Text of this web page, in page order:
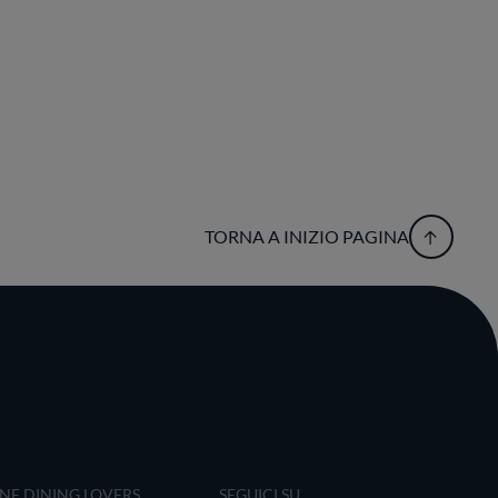
TORNA A INIZIO PAGINA
DINING LOVERS SEGUICI SU